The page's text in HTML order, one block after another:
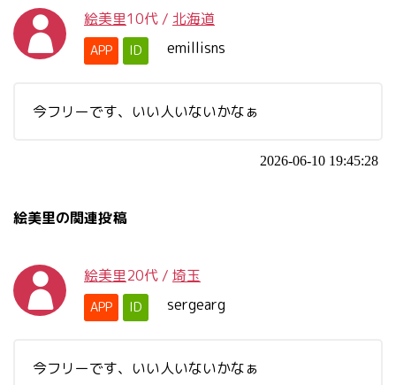
絵美里10代 / 北海道
APP ID emillisns
今フリーです、いい人いないかなぁ
2026-06-10 19:45:28
絵美里の関連投稿
絵美里20代 / 埼玉
APP ID sergearg
今フリーです、いい人いないかなぁ